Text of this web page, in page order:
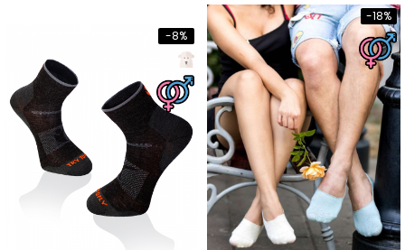
-8%
-18%